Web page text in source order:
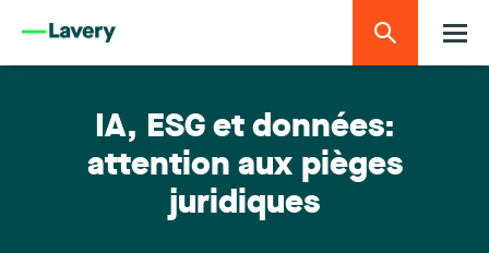
IA, ESG et données:
attention aux pièges
juridiques